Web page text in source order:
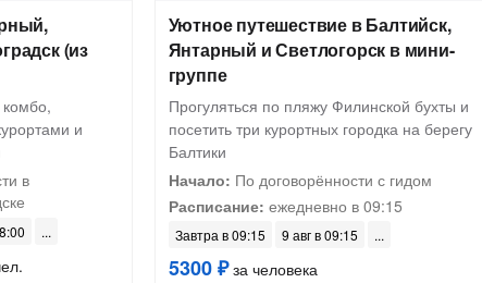
(из
и
в
Уютное путешествие в Балтийск,
Янтарный и Светлогорск в мини-
группе
Прогуляться по пляжу Филинской бухты и
посетить три курортных городка на берегу
Балтики
Начало: По договорённости с гидом
Расписание: ежедневно в 09:15
Завтра в 09:15 9 авг в 09:15
5300 ₽за человека